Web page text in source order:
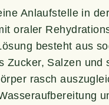
Anlauf­stel­le in
ora­ler
besteht aus
Zucker, Sal­zen
rasch